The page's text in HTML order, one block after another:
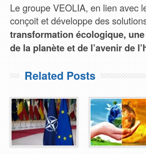
Le groupe VEOLIA, en lien avec
conçoit et développe des
transformation écologique,
de la planète et de l’avenir de
Related Posts